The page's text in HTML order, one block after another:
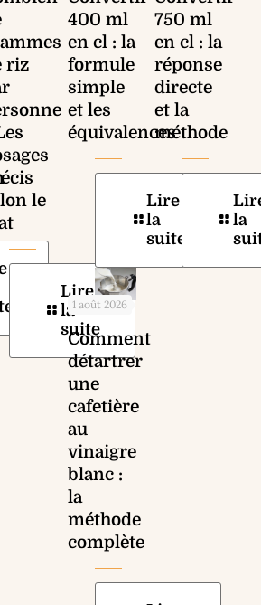
riz
le
Lire
la
suite
400 ml
en cl : la
formule
simple
et les
équivalences
Lire
la
suite
750 ml
en cl : la
réponse
directe
et la
méthode
la
1 août 2026
Comment
détartrer
une
cafetière
au
vinaigre
blanc :
la
méthode
complète